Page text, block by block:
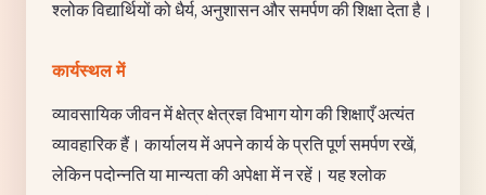
श्लोक विद्यार्थियों को धैर्य, अनुशासन और समर्पण की शिक्षा देता है।
कार्यस्थल में
व्यावसायिक जीवन में क्षेत्र क्षेत्रज्ञ विभाग योग की शिक्षाएँ अत्यंत
व्यावहारिक हैं। कार्यालय में अपने कार्य के प्रति पूर्ण समर्पण रखें,
लेकिन पदोन्नति या मान्यता की अपेक्षा में न रहें। यह श्लोक